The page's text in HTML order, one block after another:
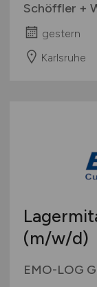
Schöffler +
gestern
Karlsruhe
(m/w/d)
EMO-LOG